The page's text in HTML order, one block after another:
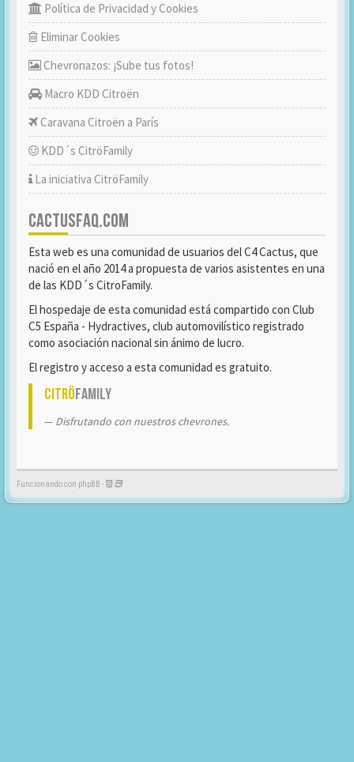
Política de Privacidad y Cookies
Eliminar Cookies
Chevronazos: ¡Sube tus fotos!
Macro KDD Citroën
Caravana Citroën a París
KDD´s CitröFamily
La iniciativa CitröFamily
CACTUSFAQ.COM
Esta web es una comunidad de usuarios del C4 Cactus, que
nació en el año 2014 a propuesta de varios asistentes en una
de las KDD´s CitroFamily.
El hospedaje de esta comunidad está compartido con Club
C5 España - Hydractives, club automovilístico registrado
como asociación nacional sin ánimo de lucro.
El registro y acceso a esta comunidad es gratuito.
CitröFamily
Disfrutando con nuestros chevrones.
Funcionando con phpBB -